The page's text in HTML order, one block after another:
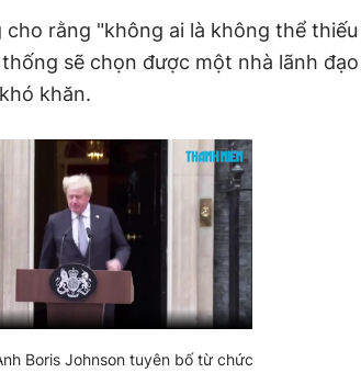
cho rằng "không ai là không thể
sẽ chọn được một nhà lãnh
khăn.
Boris Johnson tuyên bố từ chức